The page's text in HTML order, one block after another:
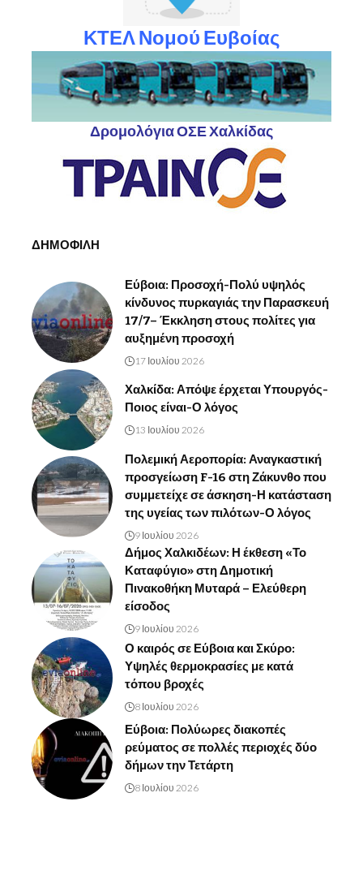
ΚΤΕΛ Νομού Ευβοίας
Δρομολόγια ΟΣΕ Χαλκίδας
ΔΗΜΟΦΙΛΗ
Εύβοια: Προσοχή-Πολύ υψηλός
κίνδυνος πυρκαγιάς την Παρασκευή
17/7– Έκκληση στους πολίτες για
αυξημένη προσοχή
17 Ιουλίου 2026
Χαλκίδα: Απόψε έρχεται Υπουργός-
Ποιος είναι-Ο λόγος
13 Ιουλίου 2026
Πολεμική Αεροπορία: Αναγκαστική
προσγείωση F-16 στη Ζάκυνθο που
συμμετείχε σε άσκηση-Η κατάσταση
της υγείας των πιλότων-Ο λόγος
9 Ιουλίου 2026
Δήμος Χαλκιδέων: Η έκθεση «Το
Καταφύγιο» στη Δημοτική
Πινακοθήκη Μυταρά – Ελεύθερη
είσοδος
9 Ιουλίου 2026
Ο καιρός σε Εύβοια και Σκύρο:
Υψηλές θερμοκρασίες με κατά
τόπου βροχές
8 Ιουλίου 2026
Εύβοια: Πολύωρες διακοπές
ρεύματος σε πολλές περιοχές δύο
δήμων την Τετάρτη
8 Ιουλίου 2026